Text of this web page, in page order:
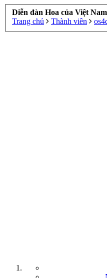
Diễn đàn Hoa của Việt Nam
Trang chủ
Thành viên